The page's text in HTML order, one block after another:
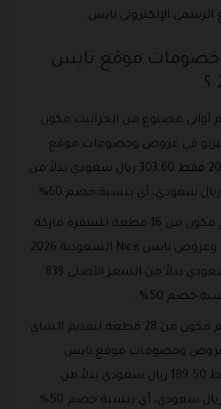
الإلكتروني نايس .
موقع نايس
مصنوع من الجرانيت مكون
البرتو في عروض وخصومات موقع
نايس السعودية 2026 فقط 303.60 ريال سعودي بدلاً من
بلغ ثمن شراء طقم مكون من 16 قطعة للسفرة ماركة
لاميسا في كوبونات وعروض نايس Nice السعودية 2026
فقط 419.50 ريال سعودي بدلاً من السعر الأصلي 839
خصم 50% .
بلغ سعر شراء طقم مكون من 28 قطعة لتقديم الشاي
عروض وخصومات موقع نايس
السعودية 2026 فقط 189.50 ريال سعودي بدلاً من